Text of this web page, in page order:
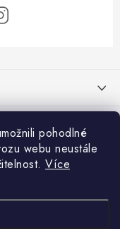
pohodlné
webu neustále
Více